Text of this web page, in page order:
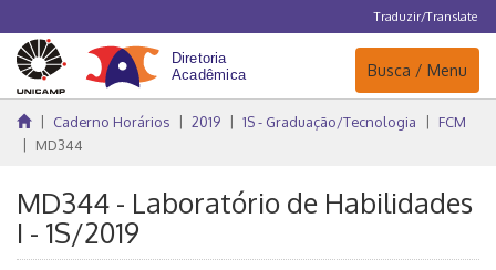
Traduzir/Translate
Navegação
Busca / Menu
Caderno Horários 2019 1S - Graduação/Tecnologia
FCM
MD344
MD344 - Laboratório de Habilidades
I - 1S/2019